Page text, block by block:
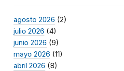
agosto 2026 (2)
julio 2026 (4)
junio 2026 (9)
mayo 2026 (11)
abril 2026 (8)